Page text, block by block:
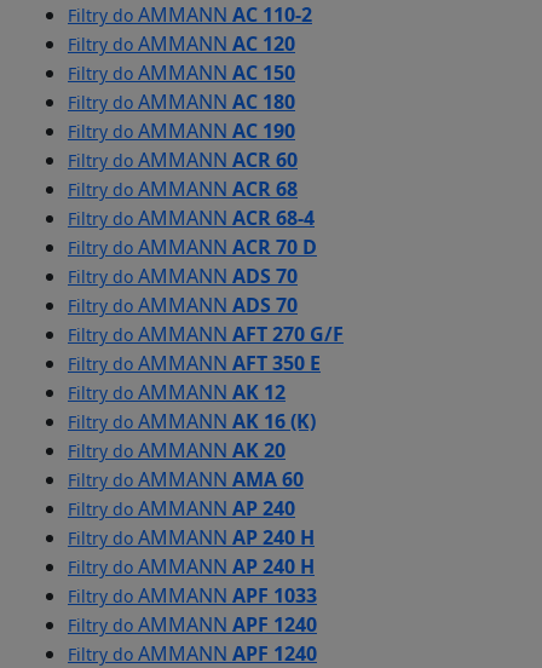
Filtry do AMMANN AC 110-2
Filtry do AMMANN AC 120
Filtry do AMMANN AC 150
Filtry do AMMANN AC 180
Filtry do AMMANN AC 190
Filtry do AMMANN ACR 60
Filtry do AMMANN ACR 68
Filtry do AMMANN ACR 68-4
Filtry do AMMANN ACR 70 D
Filtry do AMMANN ADS 70
Filtry do AMMANN ADS 70
Filtry do AMMANN AFT 270 G/F
Filtry do AMMANN AFT 350 E
Filtry do AMMANN AK 12
Filtry do AMMANN AK 16 (K)
Filtry do AMMANN AK 20
Filtry do AMMANN AMA 60
Filtry do AMMANN AP 240
Filtry do AMMANN AP 240 H
Filtry do AMMANN AP 240 H
Filtry do AMMANN APF 1033
Filtry do AMMANN APF 1240
Filtry do AMMANN APF 1240